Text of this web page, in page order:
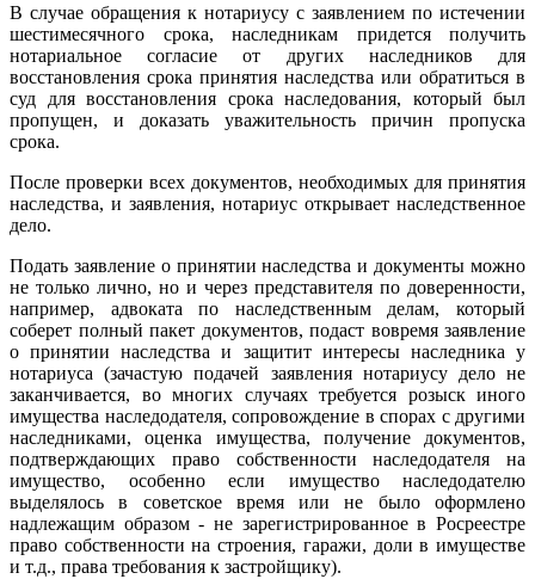
В случае обращения к нотариусу с заявлением по истечении
шестимесячного срока, наследникам придется получить
нотариальное согласие от других наследников для
восстановления срока принятия наследства или обратиться в
суд для восстановления срока наследования, который был
пропущен, и доказать уважительность причин пропуска
срока.
После проверки всех документов, необходимых для принятия
наследства, и заявления, нотариус открывает наследственное
дело.
Подать заявление о принятии наследства и документы можно
не только лично, но и через представителя по доверенности,
например, адвоката по наследственным делам, который
соберет полный пакет документов, подаст вовремя заявление
о принятии наследства и защитит интересы наследника у
нотариуса (зачастую подачей заявления нотариусу дело не
заканчивается, во многих случаях требуется розыск иного
имущества наследодателя, сопровождение в спорах с другими
наследниками, оценка имущества, получение документов,
подтверждающих право собственности наследодателя на
имущество, особенно если имущество наследодателю
выделялось в советское время или не было оформлено
надлежащим образом - не зарегистрированное в Росреестре
право собственности на строения, гаражи, доли в имуществе
и т.д., права требования к застройщику).